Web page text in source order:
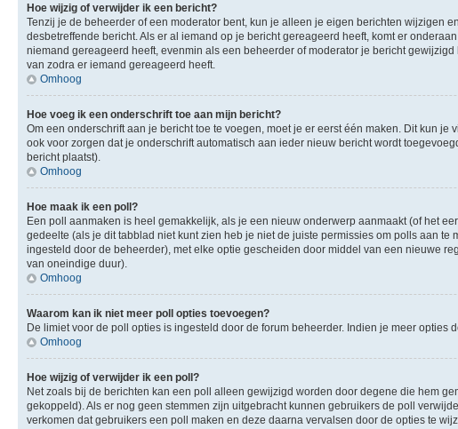
Hoe wijzig of verwijder ik een bericht?
Tenzij je de beheerder of een moderator bent, kun je alleen je eigen berichten wijzigen
desbetreffende bericht. Als er al iemand op je bericht gereageerd heeft, komt er
niemand gereageerd heeft, evenmin als een beheerder of moderator je bericht
van zodra er iemand gereageerd heeft.
Omhoog
Hoe voeg ik een onderschrift toe aan mijn bericht?
Om een onderschrift aan je bericht toe te voegen, moet je er eerst één maken. Dit kun
ook voor zorgen dat je onderschrift automatisch aan ieder nieuw bericht wordt
bericht plaatst).
Omhoog
Hoe maak ik een poll?
Een poll aanmaken is heel gemakkelijk, als je een nieuw onderwerp aanmaakt (of het
gedeelte (als je dit tabblad niet kunt zien heb je niet de juiste permissies om polls aan
ingesteld door de beheerder), met elke optie gescheiden door middel van een nieuwe
van oneindige duur).
Omhoog
Waarom kan ik niet meer poll opties toevoegen?
De limiet voor de poll opties is ingesteld door de forum beheerder. Indien je meer
Omhoog
Hoe wijzig of verwijder ik een poll?
Net zoals bij de berichten kan een poll alleen gewijzigd worden door degene die hem
gekoppeld). Als er nog geen stemmen zijn uitgebracht kunnen gebruikers de poll
verkomen dat gebruikers een poll maken en deze daarna vervalsen door de opties te